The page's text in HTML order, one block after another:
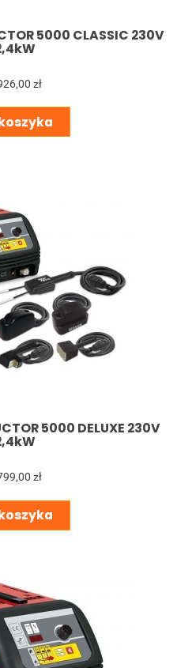
5000 CLASSIC 230V
zł
5000 DELUXE 230V
zł